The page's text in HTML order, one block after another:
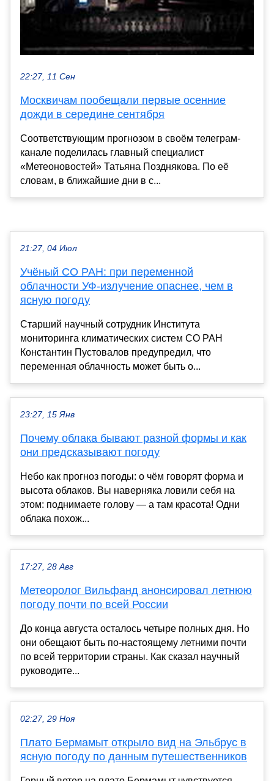
22:27, 11 Сен
Москвичам пообещали первые осенние
дожди в середине сентября
Соответствующим прогнозом в своём телеграм-
канале поделилась главный специалист
«Метеоновостей» Татьяна Позднякова. По её
словам, в ближайшие дни в с...
21:27, 04 Июл
Учёный СО РАН: при переменной
облачности УФ-излучение опаснее, чем в
ясную погоду
Старший научный сотрудник Института
мониторинга климатических систем СО РАН
Константин Пустовалов предупредил, что
переменная облачность может быть о...
23:27, 15 Янв
Почему облака бывают разной формы и как
они предсказывают погоду
Небо как прогноз погоды: о чём говорят форма и
высота облаков. Вы наверняка ловили себя на
этом: поднимаете голову — а там красота! Одни
облака похож...
17:27, 28 Авг
Метеоролог Вильфанд анонсировал летнюю
погоду почти по всей России
До конца августа осталось четыре полных дня. Но
они обещают быть по-настоящему летними почти
по всей территории страны. Как сказал научный
руководите...
02:27, 29 Ноя
Плато Бермамыт открыло вид на Эльбрус в
ясную погоду по данным путешественников